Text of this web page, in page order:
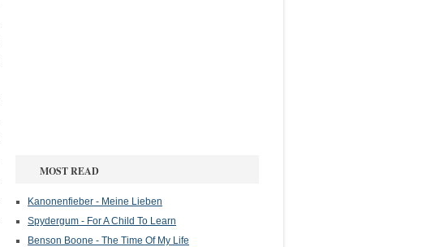
MOST READ
Kanonenfieber - Meine Lieben
Spydergum - For A Child To Learn
Benson Boone - The Time Of My Life